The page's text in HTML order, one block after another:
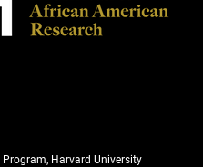
Harvard University